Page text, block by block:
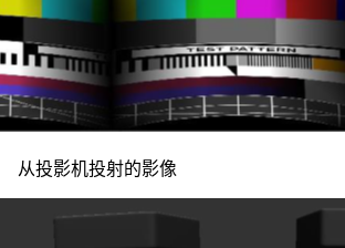
从投影机投射的影像